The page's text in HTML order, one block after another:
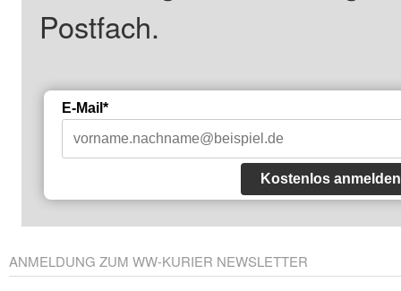
Postfach.
E-Mail*
Kostenlos anmelden
ANMELDUNG ZUM WW-KURIER NEWSLETTER